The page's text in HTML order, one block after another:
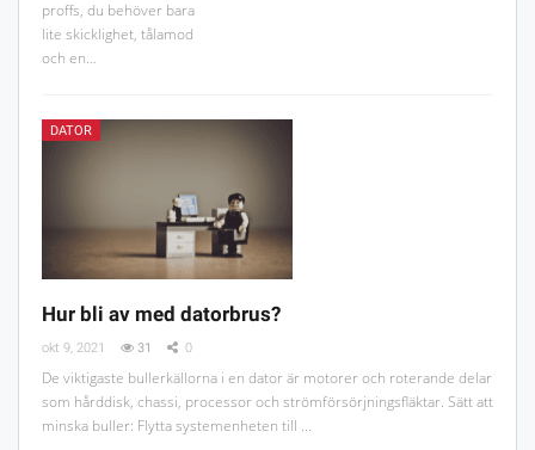
proffs, du behöver bara
lite skicklighet, tålamod
och en…
DATOR
Hur bli av med datorbrus?
okt 9, 2021 31 0
De viktigaste bullerkällorna i en dator är motorer och roterande delar
som hårddisk, chassi, processor och strömförsörjningsfläktar. Sätt att
minska buller: Flytta systemenheten till ...